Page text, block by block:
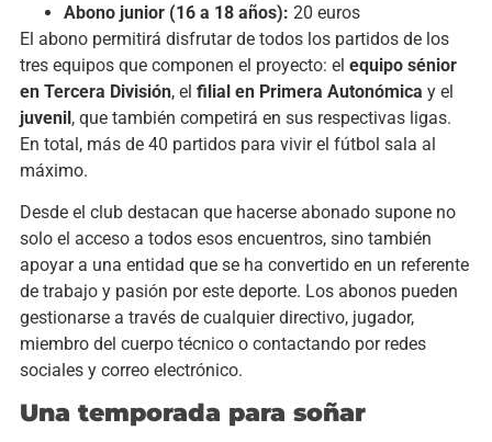
Abono junior (16 a 18 años): 20 euros
El abono permitirá disfrutar de todos los partidos de los
tres equipos que componen el proyecto: el equipo sénior
en Tercera División, el filial en Primera Autonómica y el
juvenil, que también competirá en sus respectivas ligas.
En total, más de 40 partidos para vivir el fútbol sala al
máximo.
Desde el club destacan que hacerse abonado supone no
solo el acceso a todos esos encuentros, sino también
apoyar a una entidad que se ha convertido en un referente
de trabajo y pasión por este deporte. Los abonos pueden
gestionarse a través de cualquier directivo, jugador,
miembro del cuerpo técnico o contactando por redes
sociales y correo electrónico.
Una temporada para soñar